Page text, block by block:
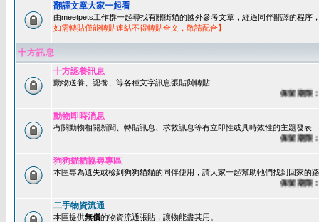
翻譯文章大家一起看
由meetpets工作群一起尋找有關街貓的國外參考文章，經過同伴翻譯的程序
如需轉貼僅能轉貼連結不得轉貼全文，敬請配合】
十方訊息
十方認養訊息
動物送養、認養、等各種文字訊息張貼與轉貼
保留期限：60
動物即時消息
有關動物相關新聞、轉貼訊息、求救訊息等有立即性或具時效性的主題發表
保留期限：45
狗狗貓貓協尋專區
本區專為遺失或檢到狗狗貓貓的同伴使用，請大家一起幫助牠們找到回家的
保留期限：60
二手物資流通
本區提供無償的物資流通張貼，讓物能盡其用。